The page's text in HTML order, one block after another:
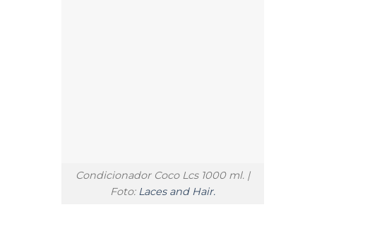
Condicionador Coco Lcs 1000 ml. |
Foto: Laces and Hair.